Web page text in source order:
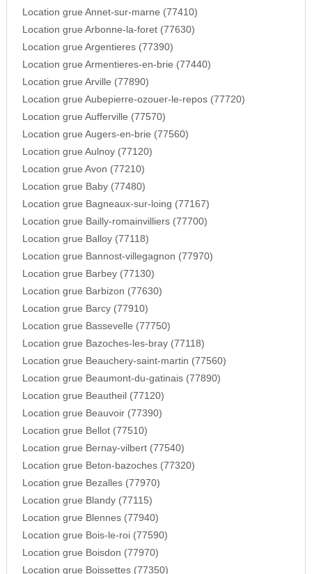
Location grue Annet-sur-marne (77410)
Location grue Arbonne-la-foret (77630)
Location grue Argentieres (77390)
Location grue Armentieres-en-brie (77440)
Location grue Arville (77890)
Location grue Aubepierre-ozouer-le-repos (77720)
Location grue Aufferville (77570)
Location grue Augers-en-brie (77560)
Location grue Aulnoy (77120)
Location grue Avon (77210)
Location grue Baby (77480)
Location grue Bagneaux-sur-loing (77167)
Location grue Bailly-romainvilliers (77700)
Location grue Balloy (77118)
Location grue Bannost-villegagnon (77970)
Location grue Barbey (77130)
Location grue Barbizon (77630)
Location grue Barcy (77910)
Location grue Bassevelle (77750)
Location grue Bazoches-les-bray (77118)
Location grue Beauchery-saint-martin (77560)
Location grue Beaumont-du-gatinais (77890)
Location grue Beautheil (77120)
Location grue Beauvoir (77390)
Location grue Bellot (77510)
Location grue Bernay-vilbert (77540)
Location grue Beton-bazoches (77320)
Location grue Bezalles (77970)
Location grue Blandy (77115)
Location grue Blennes (77940)
Location grue Bois-le-roi (77590)
Location grue Boisdon (77970)
Location grue Boissettes (77350)